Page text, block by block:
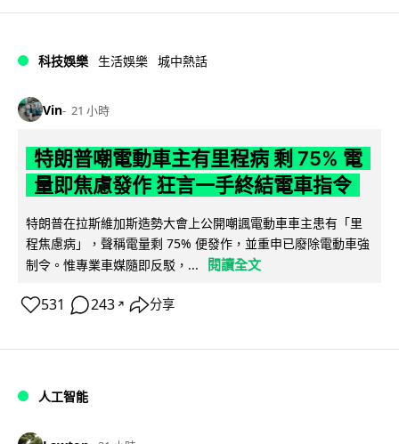
科技娛樂 生活娛樂 城中熱話
Vin 21 小時
特朗普嘲電動車主有里程病 剩 75% 電
量即焦慮發作 狂言一手終結電車指令
特朗普在拉斯維加斯造勢大會上公開嘲諷電動車車主患有「里
程焦慮病」，聲稱電量剩 75% 便發作，並重申已廢除電動車強
制令。惟專業車媒隨即反駁，...
閱讀全文
531 243 ↗ 分享
人工智能